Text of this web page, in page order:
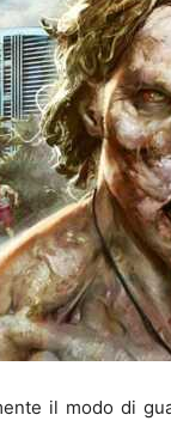
il modo di